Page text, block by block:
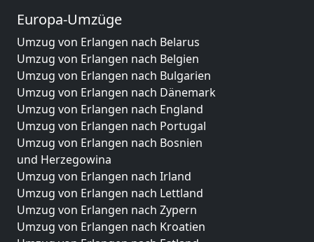
Europa-Umzüge
Umzug von Erlangen nach Belarus
Umzug von Erlangen nach Belgien
Umzug von Erlangen nach Bulgarien
Umzug von Erlangen nach Dänemark
Umzug von Erlangen nach England
Umzug von Erlangen nach Portugal
Umzug von Erlangen nach Bosnien
und Herzegowina
Umzug von Erlangen nach Irland
Umzug von Erlangen nach Lettland
Umzug von Erlangen nach Zypern
Umzug von Erlangen nach Kroatien